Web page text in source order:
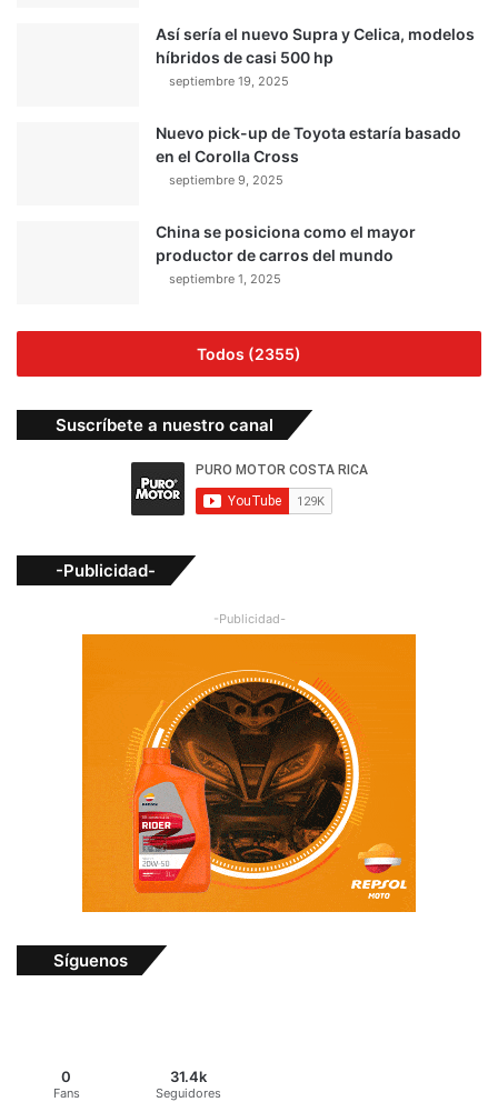
Así sería el nuevo Supra y Celica, modelos
híbridos de casi 500 hp
septiembre 19, 2025
Nuevo pick-up de Toyota estaría basado
en el Corolla Cross
septiembre 9, 2025
China se posiciona como el mayor
productor de carros del mundo
septiembre 1, 2025
Todos (2355)
Suscríbete a nuestro canal
-Publicidad-
-Publicidad-
Síguenos
0
Fans
31.4k
Seguidores